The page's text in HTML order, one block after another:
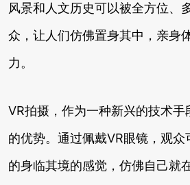
风景和人文历史可以被全方位、
众，让人们仿佛置身其中，亲身
力。
VR拍摄，作为一种新兴的技术
的优势。通过佩戴VR眼镜，观
的身临其境的感觉，仿佛自己就